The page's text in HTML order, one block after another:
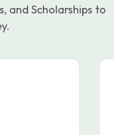
and Scholarships to